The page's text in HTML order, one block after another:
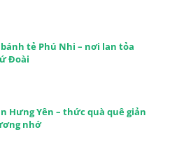
tẻ Phú Nhi – nơi lan tỏa
Đoài
Hưng Yên – thức quà quê giản
nhớ